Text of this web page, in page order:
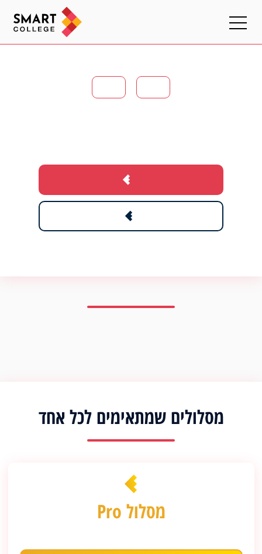
מסלולים שמתאימים לכל אחד
מסלול Pro